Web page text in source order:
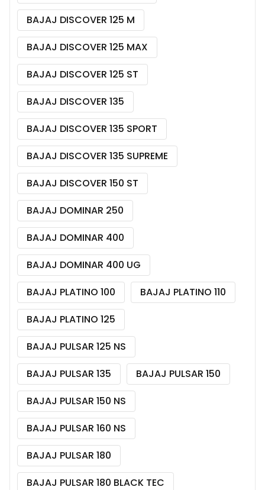
BAJAJ DISCOVER 125 M
BAJAJ DISCOVER 125 MAX
BAJAJ DISCOVER 125 ST
BAJAJ DISCOVER 135
BAJAJ DISCOVER 135 SPORT
BAJAJ DISCOVER 135 SUPREME
BAJAJ DISCOVER 150 ST
BAJAJ DOMINAR 250
BAJAJ DOMINAR 400
BAJAJ DOMINAR 400 UG
BAJAJ PLATINO 100
BAJAJ PLATINO 110
BAJAJ PLATINO 125
BAJAJ PULSAR 125 NS
BAJAJ PULSAR 135
BAJAJ PULSAR 150
BAJAJ PULSAR 150 NS
BAJAJ PULSAR 160 NS
BAJAJ PULSAR 180
BAJAJ PULSAR 180 BLACK TEC